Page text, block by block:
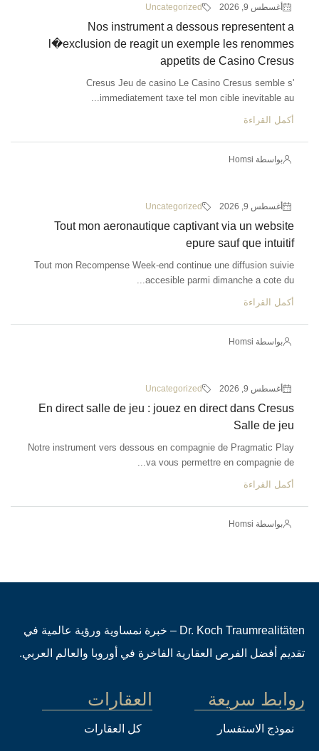
أغسطس 9, 2026 Uncategorized
Nos instrument a dessous representent a
l�exclusion de reagit un exemple les renommes
appetits de Casino Cresus
Cresus Jeu de casino Le Casino Cresus semble s'
immediatement taxe tel mon cible inevitable au...
أكمل القراءة
بواسطة Homsi
أغسطس 9, 2026 Uncategorized
Tout mon aeronautique captivant via un website
epure sauf que intuitif
Tout mon Recompense Week-end continue une diffusion suivie
accesible parmi dimanche a cote du...
أكمل القراءة
بواسطة Homsi
أغسطس 9, 2026 Uncategorized
En direct salle de jeu : jouez en direct dans Cresus
Salle de jeu
Notre instrument vers dessous en compagnie de Pragmatic Play
va vous permettre en compagnie de...
أكمل القراءة
بواسطة Homsi
Dr. Koch Traumrealitäten – خبرة نمساوية ورؤية عالمية في
تقديم أفضل الفرص العقارية الفاخرة في أوروبا والعالم العربي.
روابط سريعة
نموذج الاستفسار
العقارات
كل العقارات